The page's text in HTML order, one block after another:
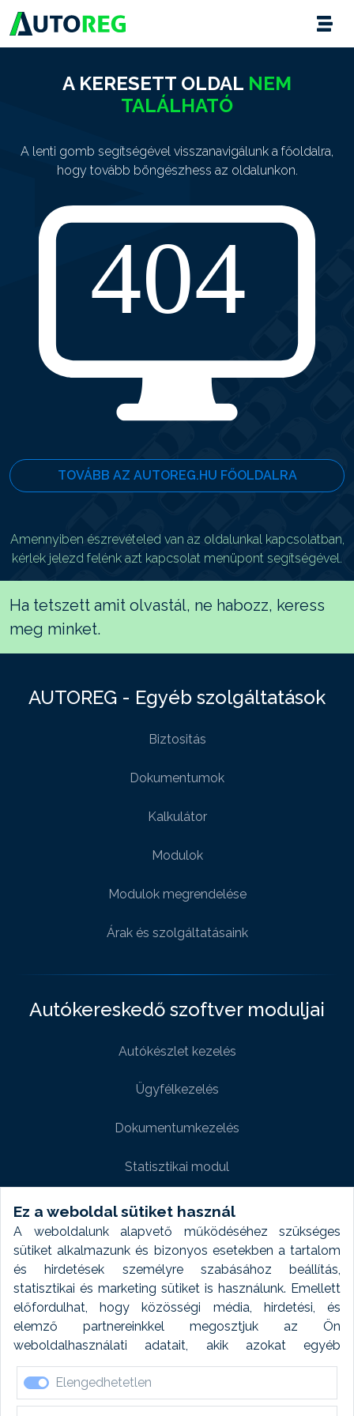
Ez a weboldal sütiket használ
A weboldalunk alapvető működéséhez szükséges
sütiket alkalmazunk és bizonyos esetekben a tartalom
és hirdetések személyre szabásához beállítás,
statisztikai és marketing sütiket is használunk. Emellett
előfordulhat, hogy közösségi média, hirdetési, és
elemző partnereinkkel megosztjuk az Ön
weboldalhasználati adatait, akik azokat egyéb
forrásokból gyűjtött adatokkal kombinálhatják. A sütik
elfogadásával kapcsolatosan naplózást végzünk és
ezen adatokat 6 hónap után automatikusan töröljük. A
Elengedhetetlen
A KERESETT OLDAL NEM
TALÁLHATÓ
A lenti gomb segítségével visszanavigálunk a főoldalra,
hogy tovább böngészhess az oldalunkon.
TOVÁBB AZ AUTOREG.HU FŐOLDALRA
Amennyiben észrevételed van az oldalunkal kapcsolatban,
kérlek jelezd felénk azt kapcsolat menüpont segítségével.
Ha tetszett amit olvastál, ne habozz, keress
meg minket.
AUTOREG - Egyéb szolgáltatások
Biztositás
Dokumentumok
Kalkulátor
Modulok
Modulok megrendelése
Árak és szolgáltatásaink
Autókereskedő szoftver moduljai
Autókészlet kezelés
Ügyfélkezelés
Dokumentumkezelés
Statisztikai modul
Weboldal modul
Fényképtár extra modul
Autómosó modul
Feladatütemezés